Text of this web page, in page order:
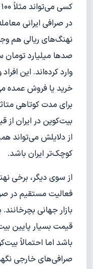
در صرافی ایرانی
نهنگ‌های ریالی هم
صدها میلیارد تومان
وارد کرده‌اند. این
خرید یا فروش عمده
برای مدت کوتاهی
بیت‌کوین در ایران
از دلایلش می‌تواند
کوچک‌تر ایران باشد.
از سوی دیگر، برخی
فعالیت مستقیم در
بازار جهانی
قیمت بسیار پایین
باشد اما احتمالاً
صرافی‌های خارجی